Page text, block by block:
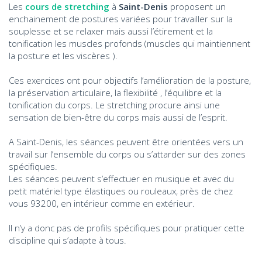
Les cours de stretching à Saint-Denis proposent un
enchainement de postures variées pour travailler sur la
souplesse et se relaxer mais aussi l’étirement et la
tonification les muscles profonds (muscles qui maintiennent
la posture et les viscères ).
Ces exercices ont pour objectifs l’amélioration de la posture,
la préservation articulaire, la flexibilité , l’équilibre et la
tonification du corps. Le stretching procure ainsi une
sensation de bien-être du corps mais aussi de l’esprit.
A Saint-Denis, les séances peuvent être orientées vers un
travail sur l’ensemble du corps ou s’attarder sur des zones
spécifiques.
Les séances peuvent s’effectuer en musique et avec du
petit matériel type élastiques ou rouleaux, près de chez
vous 93200, en intérieur comme en extérieur.
Il n’y a donc pas de profils spécifiques pour pratiquer cette
discipline qui s’adapte à tous.